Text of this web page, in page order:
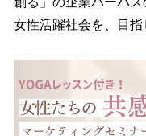
女性活躍社会を、目指